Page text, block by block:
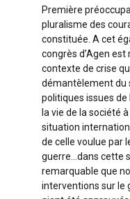
Première
pluralisme des
constituée. A cet
congrès d’Agen
contexte de crise
démantèlement du
politiques issues
la vie de la société
situation
de celle voulue par
guerre…dans cette
remarquable que
interventions sur le